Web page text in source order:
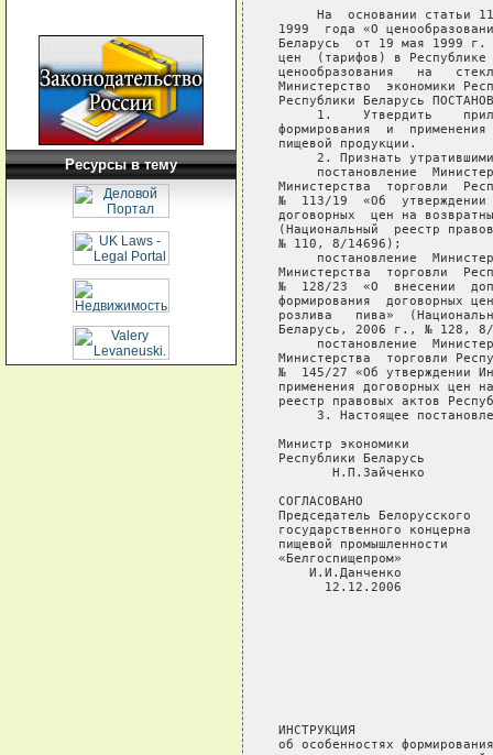
Ресурсы в тему